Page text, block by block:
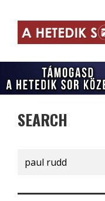
SEARCH
Search
for: